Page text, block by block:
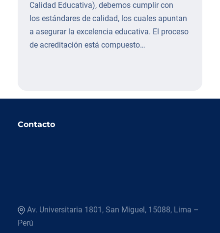
Calidad Educativa), debemos cumplir con
los estándares de calidad, los cuales apuntan
a asegurar la excelencia educativa. El proceso
de acreditación está compuesto…
Contacto
Av. Universitaria 1801, San Miguel, 15088, Lima –
Perú